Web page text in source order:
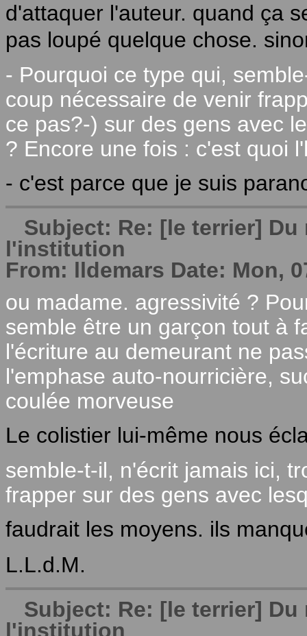
d'attaquer l'auteur. quand ça
pas loupé quelque chose.
- Pourquoi ce type qui,
coup nécessaire de venir
ce pas?-) sur des gens avec
? Encore une fois : c'est quoi
- c'est parce que je suis
Subject: Re: [le terrier]
l'institution
From: lldemars Date: Mon,
ou madame. agressivité ?
semble être un garçon tout à
l'écriture au demeurant ne
l'emphase auto-nourricière,
coulée morveuse
Le colistier lui-même nous
semble-t-il, n'écrit jamais ici,
frapper sur des gens avec
faudrait les moyens. ils
L.L.d.M.
Subject: Re: [le terrier]
l'institution